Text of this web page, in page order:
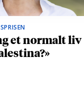
et normalt liv